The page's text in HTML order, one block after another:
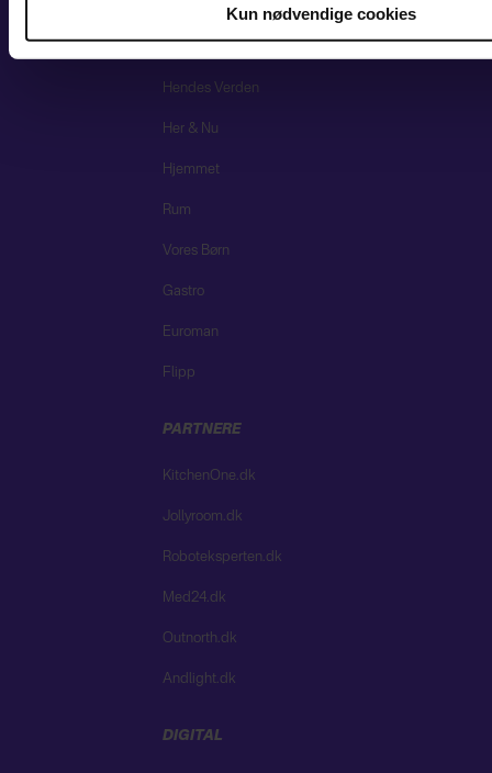
Kun nødvendige cookies
Eurowoman
Hendes Verden
Her & Nu
Hjemmet
Rum
Vores Børn
Gastro
Euroman
Flipp
PARTNERE
KitchenOne.dk
Jollyroom.dk
Roboteksperten.dk
Med24.dk
Outnorth.dk
Andlight.dk
DIGITAL